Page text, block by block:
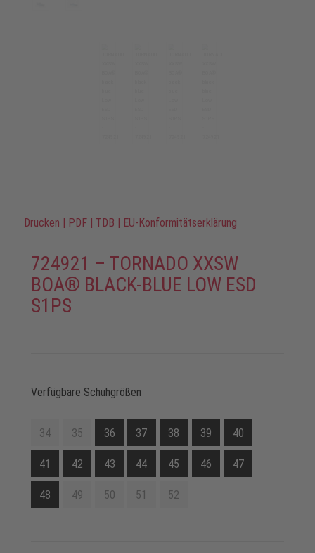
Drucken | PDF | TDB | EU-Konformitätserklärung
724921 – TORNADO XXSW
BOA® BLACK-BLUE LOW ESD
S1PS
Verfügbare Schuhgrößen
34 35 36 37 38 39 40
41 42 43 44 45 46 47
48 49 50 51 52